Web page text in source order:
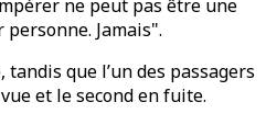
ne peut pas être une
Jamais".
que l’un des passagers
et le second en fuite.